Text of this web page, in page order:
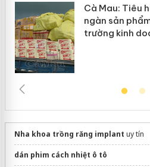
Cà Mau: Tiêu
ngàn sản
trường kinh
Nha khoa trồng răng implant uy tín
dán phim cách nhiệt ô tô